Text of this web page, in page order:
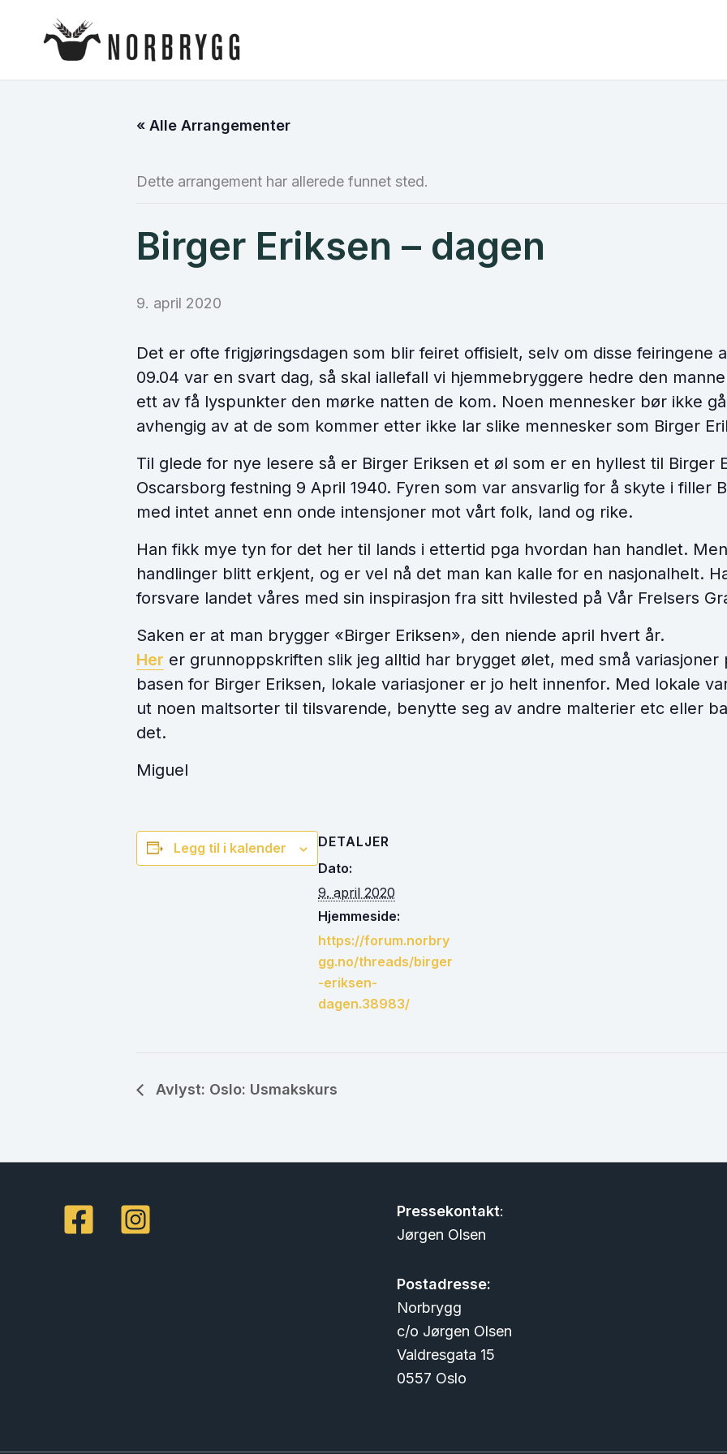
« Alle Arrangementer
Dette arrangement har allerede funnet sted.
Birger Eriksen – dagen
9. april 2020
Det er ofte frigjøringsdagen som blir feiret offisielt, selv om disse feiringene
09.04 var en svart dag, så skal iallefall vi hjemmebryggere hedre den
ett av få lyspunkter den mørke natten de kom. Noen mennesker bør ikke
avhengig av at de som kommer etter ikke lar slike mennesker som Birger
Til glede for nye lesere så er Birger Eriksen et øl som er en hyllest til Birger
Oscarsborg festning 9 April 1940. Fyren som var ansvarlig for å skyte i filler
med intet annet enn onde intensjoner mot vårt folk, land og rike.
Han fikk mye tyn for det her til lands i ettertid pga hvordan han handlet.
handlinger blitt erkjent, og er vel nå det man kan kalle for en nasjonalhelt.
forsvare landet våres med sin inspirasjon fra sitt hvilested på Vår Frelsers
Saken er at man brygger «Birger Eriksen», den niende april hvert år.
Her er grunnoppskriften slik jeg alltid har brygget ølet, med små
basen for Birger Eriksen, lokale variasjoner er jo helt innenfor. Med lokale
ut noen maltsorter til tilsvarende, benytte seg av andre malterier etc eller
det.
Miguel
Legg til i kalender
DETALJER
Dato:
9. april 2020
Hjemmeside:
https://forum.norbry
gg.no/threads/birger
-eriksen-
dagen.38983/
Avlyst: Oslo: Usmakskurs
Pressekontakt:
Jørgen Olsen
Postadresse:
Norbrygg
c/o Jørgen Olsen
Valdresgata 15
0557 Oslo